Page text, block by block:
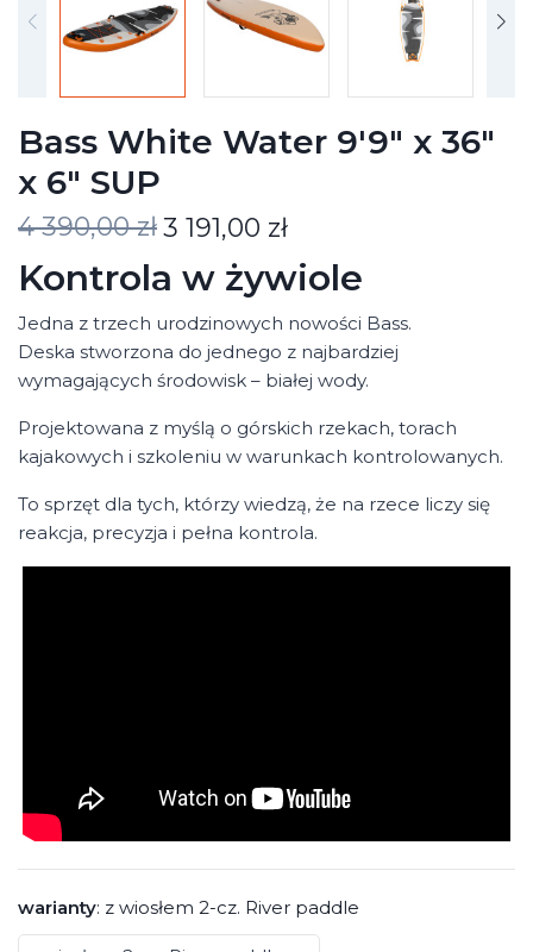
Bass White Water 9'9" x 36"
x 6" SUP
4 390,00 zł3 191,00 zł
Kontrola w żywiole
Jedna z trzech urodzinowych nowości Bass.
Deska stworzona do jednego z najbardziej
wymagających środowisk – białej wody.
Projektowana z myślą o górskich rzekach, torach
kajakowych i szkoleniu w warunkach kontrolowanych.
To sprzęt dla tych, którzy wiedzą, że na rzece liczy się
reakcja, precyzja i pełna kontrola.
warianty: z wiosłem 2-cz. River paddle